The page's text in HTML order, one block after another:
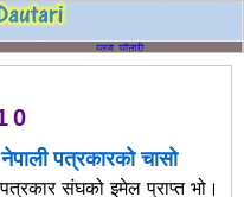
पत्रकारको चासो
संघको इमेल प्राप्त भो।